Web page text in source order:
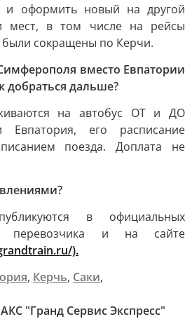
и оформить новый на другой
мест, в том числе на рейсы
были сокращены по Керчи.
вместо Евпатории
добраться дальше?
на автобус ОТ и ДО
его расписание
поезда. Доплата не
в официальных
перевозчика и на сайте
).
, Керчь, Саки,
"Гранд Сервис Экспресс"